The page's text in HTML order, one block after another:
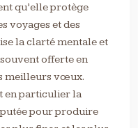
qu’elle protège
voyages et des
la clarté mentale et
offerte en
meilleurs vœux.
en particulier la
pour produire